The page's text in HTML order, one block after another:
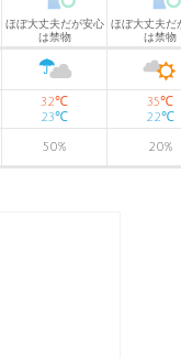
ほぼ大丈夫だが安心
は禁物
ほぼ大丈夫だ
は禁物
32℃
23℃
35℃
22℃
50% 20%